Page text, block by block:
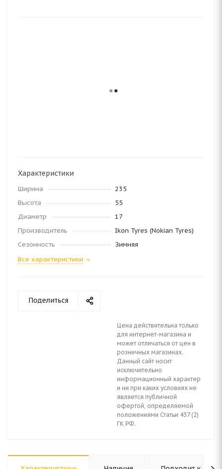
Характеристики
Ширина
235
Высота
55
Диаметр
17
Производитель
Ikon Tyres (Nokian Tyres)
Сезонность
Зимняя
Все характеристики
Поделиться
Цена действительна только
для интернет-магазина и
может отличаться от цен в
розничных магазинах.
Данный сайт носит
исключительно
информационный характер
и ни при каких условиях не
является публичной
офертой, определяемой
положениями Статьи 437 (2)
ГК РФ.